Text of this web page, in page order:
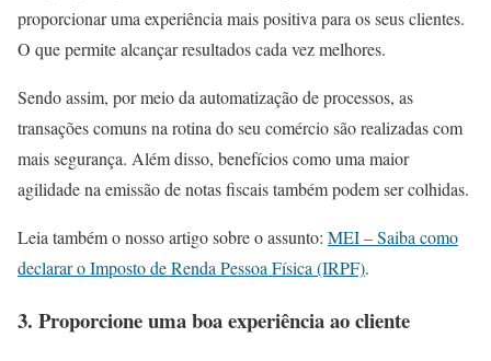
proporcionar uma experiência mais positiva para os seus clientes.
O que permite alcançar resultados cada vez melhores.
Sendo assim, por meio da automatização de processos, as
transações comuns na rotina do seu comércio são realizadas com
mais segurança. Além disso, benefícios como uma maior
agilidade na emissão de notas fiscais também podem ser colhidas.
Leia também o nosso artigo sobre o assunto: MEI – Saiba como
declarar o Imposto de Renda Pessoa Física (IRPF).
3. Proporcione uma boa experiência ao cliente